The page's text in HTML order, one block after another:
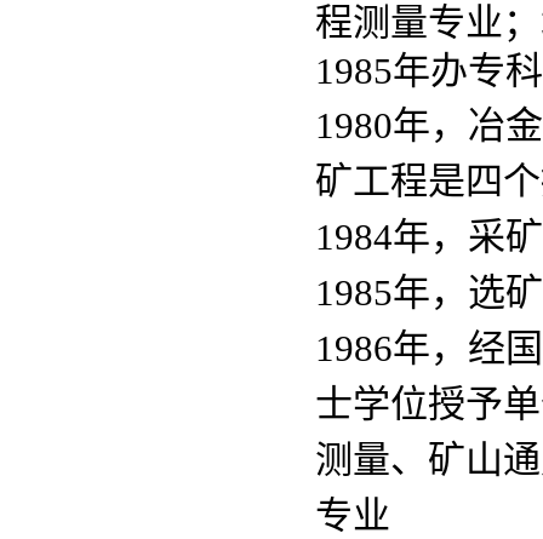
程测量专业
1985年办专
1980年，冶
矿工程是四
1984年，采
1985年，选
1986年，经
士学位授予
测量、矿山
专业